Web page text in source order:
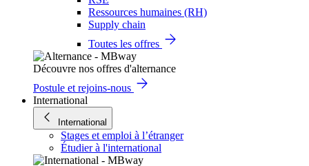
Ressources humaines (RH)
Supply chain
Toutes les offres
Découvre nos offres d'alternance
Postule et rejoins-nous
International
International
Stages et emploi à l’étranger
Étudier à l'international